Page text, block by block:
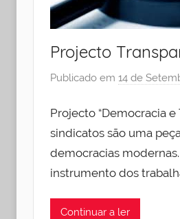
Projecto
Publicado em 14 de
Projecto “Democracia e
sindicatos são uma
democracias
instrumento dos
Continuar a ler